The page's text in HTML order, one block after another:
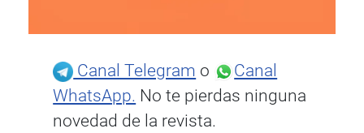
Canal Telegram o
Canal
WhatsApp. No te pierdas ninguna
novedad de la revista.